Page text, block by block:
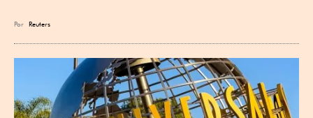
Por Reuters